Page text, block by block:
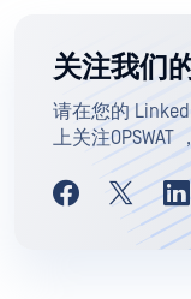
关注我们
请在您的
上关注OPSWAT